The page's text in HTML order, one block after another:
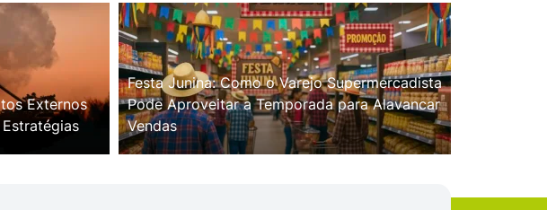
Externos
Festa Junina: Como o Varejo Supermercadista
Pode Aproveitar a Temporada para Alavancar
Vendas